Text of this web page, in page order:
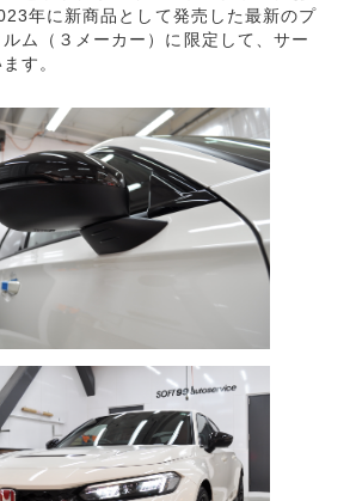
年に新商品として発売した最新のプ
ム（３メーカー）に限定して、サー
す。